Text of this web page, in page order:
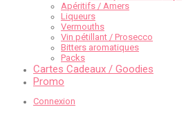
Apéritifs / Amers
Liqueurs
Vermouths
Vin pétillant / Prosecco
Bitters aromatiques
Packs
Cartes Cadeaux / Goodies
Promo
Connexion